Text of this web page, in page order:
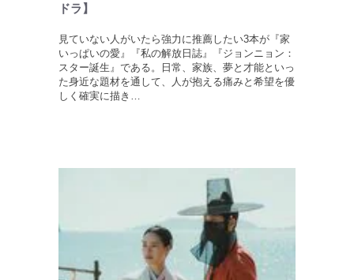
ドラ】
見ていない人がいたら強力に推薦したい3本が『家
いっぱいの愛』『私の解放日誌』『ジョンニョン：
スター誕生』である。日常、家族、夢と才能といっ
た身近な題材を通して、人が抱える痛みと希望を優
しく確実に描き…